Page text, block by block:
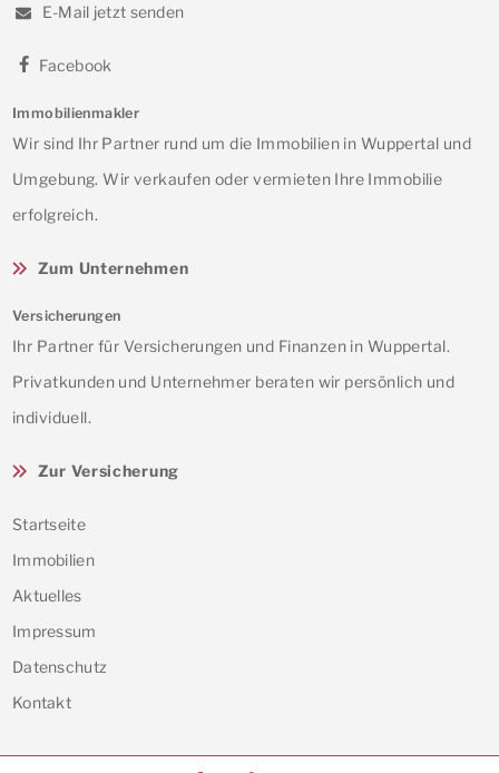
E-Mail jetzt senden
Facebook
Immobilienmakler
Wir sind Ihr Partner rund um die Immobilien in Wuppertal und
Umgebung. Wir verkaufen oder vermieten Ihre Immobilie
erfolgreich.
Zum Unternehmen
Versicherungen
Ihr Partner für Versicherungen und Finanzen in Wuppertal.
Privatkunden und Unternehmer beraten wir persönlich und
individuell.
Zur Versicherung
Startseite
Immobilien
Aktuelles
Impressum
Datenschutz
Kontakt